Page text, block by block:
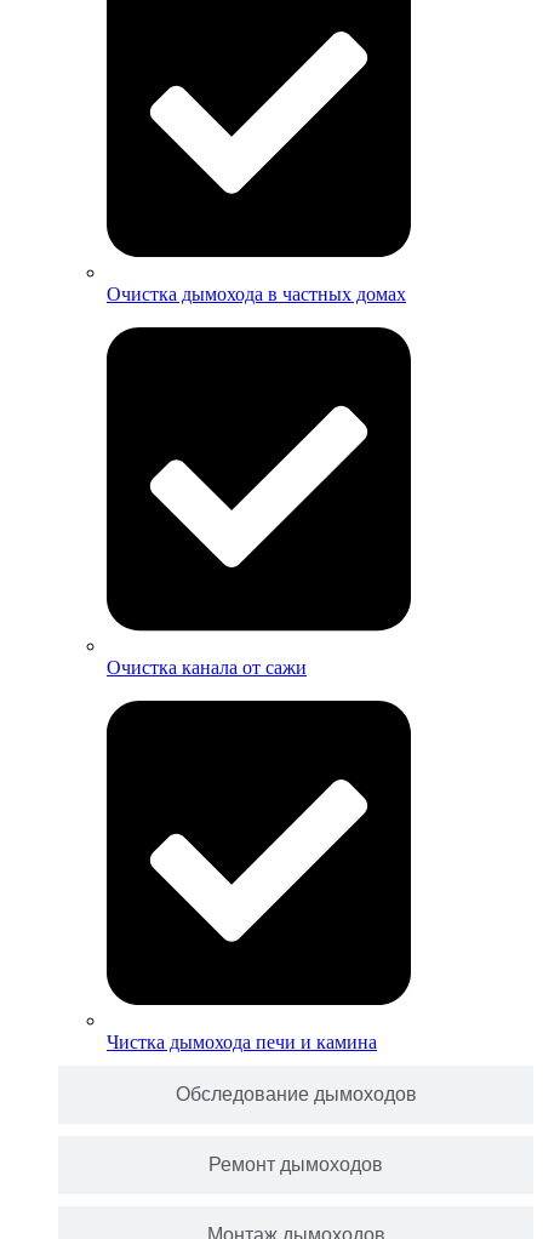
Обследование дымоходов
Ремонт дымоходов
Очистка дымохода в частных домах
Очистка канала от сажи
Чистка дымохода печи и камина